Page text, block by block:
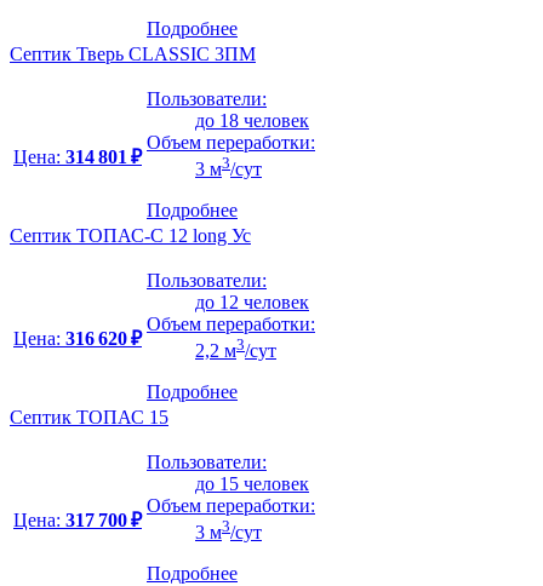
Подробнее
Септик Тверь CLASSIC 3ПМ
Цена: 314 801 ₽
Пользователи:
до 18 человек
Объем переработки:
3 м3/сут
Подробнее
Септик ТОПАС-С 12 long Ус
Цена: 316 620 ₽
Пользователи:
до 12 человек
Объем переработки:
2,2 м3/сут
Подробнее
Септик ТОПАС 15
Цена: 317 700 ₽
Пользователи:
до 15 человек
Объем переработки:
3 м3/сут
Подробнее